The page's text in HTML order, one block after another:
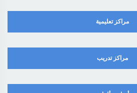
مراكز تعليمية
مراكز تدريب